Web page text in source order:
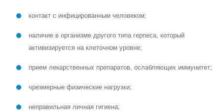
контакт с инфицированным человеком;
наличие в организме другого типа герпеса, который
активизируется на клеточном уровне;
прием лекарственных препаратов, ослабляющих иммунитет;
чрезмерные физические нагрузки;
неправильная личная гигиена;